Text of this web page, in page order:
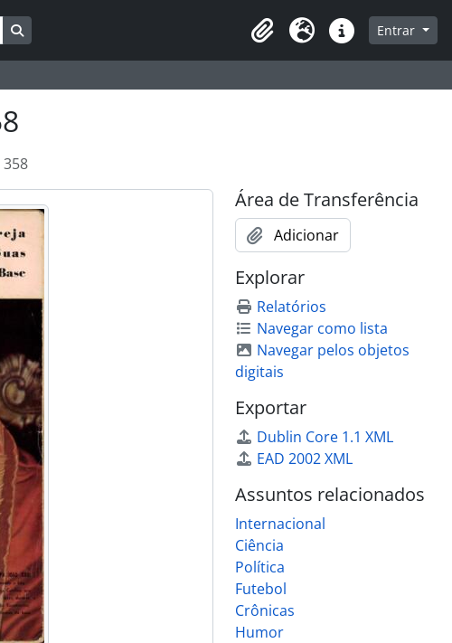
Área de Transferência
Idioma Atalhos Entrar
Área de Transferência
Adicionar
Explorar
Relatórios
Navegar como lista
Navegar pelos objetos
digitais
Exportar
Dublin Core 1.1 XML
EAD 2002 XML
Assuntos relacionados
Internacional
Ciência
Política
Futebol
Crônicas
Humor